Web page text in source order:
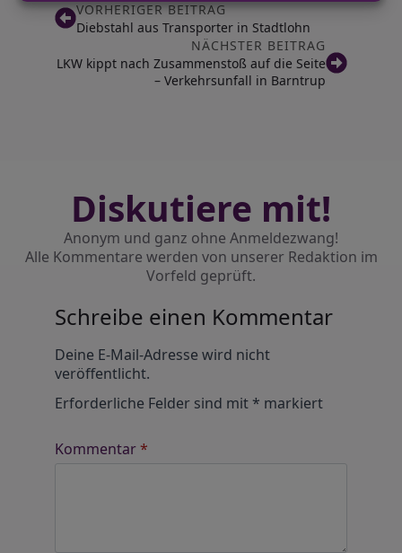
VORHERIGER BEITRAG
Diebstahl aus Transporter in Stadtlohn
NÄCHSTER BEITRAG
LKW kippt nach Zusammenstoß auf die Seite
– Verkehrsunfall in Barntrup
Diskutiere mit!
Anonym und ganz ohne Anmeldezwang!
Alle Kommentare werden von unserer Redaktion im
Vorfeld geprüft.
Schreibe einen Kommentar
Deine E-Mail-Adresse wird nicht
veröffentlicht.
Erforderliche Felder sind mit* markiert
Kommentar*